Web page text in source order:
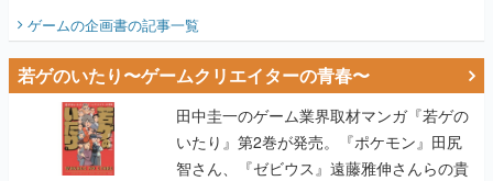
ゲームの企画書の記事一覧
若ゲのいたり〜ゲームクリエイターの青春〜
田中圭一のゲーム業界取材マンガ『若ゲの
いたり』第2巻が発売。『ポケモン』田尻
智さん、『ゼビウス』遠藤雅伸さんらの貴